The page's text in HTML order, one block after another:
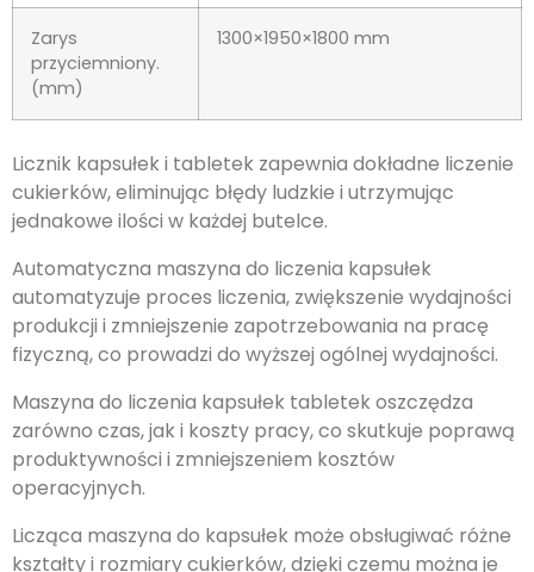
Zarys
przyciemniony.
(mm)
1300×1950×1800 mm
Licznik kapsułek i tabletek zapewnia dokładne liczenie
cukierków, eliminując błędy ludzkie i utrzymując
jednakowe ilości w każdej butelce.
Automatyczna maszyna do liczenia kapsułek
automatyzuje proces liczenia, zwiększenie wydajności
produkcji i zmniejszenie zapotrzebowania na pracę
fizyczną, co prowadzi do wyższej ogólnej wydajności.
Maszyna do liczenia kapsułek tabletek oszczędza
zarówno czas, jak i koszty pracy, co skutkuje poprawą
produktywności i zmniejszeniem kosztów
operacyjnych.
Licząca maszyna do kapsułek może obsługiwać różne
kształty i rozmiary cukierków, dzięki czemu można je